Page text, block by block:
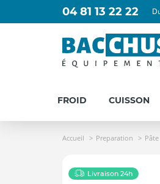
04 81 13 22 22
FROID CUISSON
Accueil Preparation Pâte
Livraison 24h